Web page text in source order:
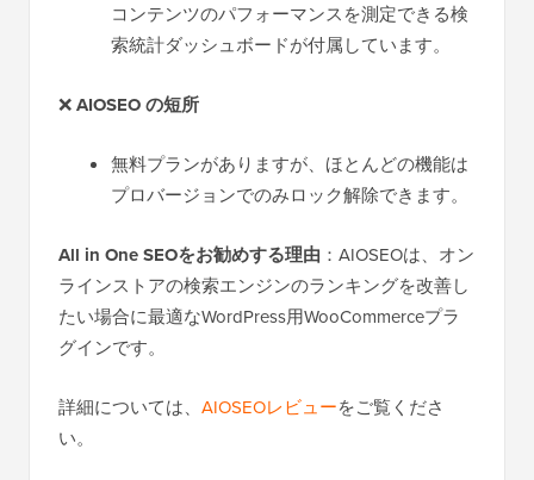
コンテンツのパフォーマンスを測定できる検
索統計ダッシュボードが付属しています。
❌AIOSEO の短所
無料プランがありますが、ほとんどの機能は
プロバージョンでのみロック解除できます。
All in One SEOをお勧めする理由 ：AIOSEOは、オン
ラインストアの検索エンジンのランキングを改善し
たい場合に最適なWordPress用WooCommerceプラ
グインです。
詳細については、 AIOSEOレビューをご覧くださ
い。